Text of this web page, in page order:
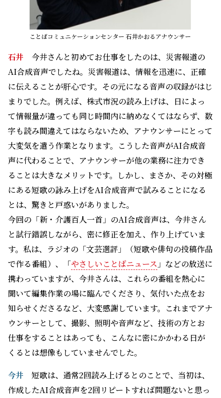
ことばコミュニケーションセンター 石井かおるアナウンサー
石井 今井さんと初めてお仕事をしたのは、災害報道の
AI合成音声でしたね。災害報道は、情報を迅速に、正確
に伝えることが肝心です。その元になる音声の収録がはじ
まりでした。例えば、株式市況の読み上げは、日によっ
て情報量が違っても同じ時間内に納めなくてはならず、数
字も読み間違えてはならないため、アナウンサーにとって
大変気を遣う作業となります。こうした音声がAI合成音
声に代わることで、アナウンサーが他の業務に注力でき
ることは大きなメリットです。しかし、まさか、その対極
にある短歌の詠み上げをAI合成音声で試みることになる
とは、驚きと戸惑いがありました。
今回の「新・介護百人一首」のAI合成音声は、今井さん
と試行錯誤しながら、密に修正を加え、作り上げていま
す。私は、ラジオの「文芸選評」（短歌や俳句の投稿作品
で作る番組）、「やさしいことばニュース 」などの放送に
携わっていますが、今井さんは、これらの番組を熱心に
聞いて編集作業の場に臨んでくださり、気付いた点をお
知らせくださるなど、大変感謝しています。これまでアナ
ウンサーとして、撮影、照明や音声など、技術の方とお
仕事をすることはあっても、こんなに密にかかわる日が
くるとは想像もしていませんでした。
今井 短歌は、通常2回読み上げるとのことで、当初は、
作成したAI合成音声を2回リピートすれば問題ないと思っ